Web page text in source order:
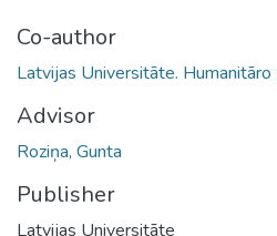
Co-author
Latvijas Universitāte.
Advisor
Roziņa, Gunta
Publisher
Latvijas Universitāte